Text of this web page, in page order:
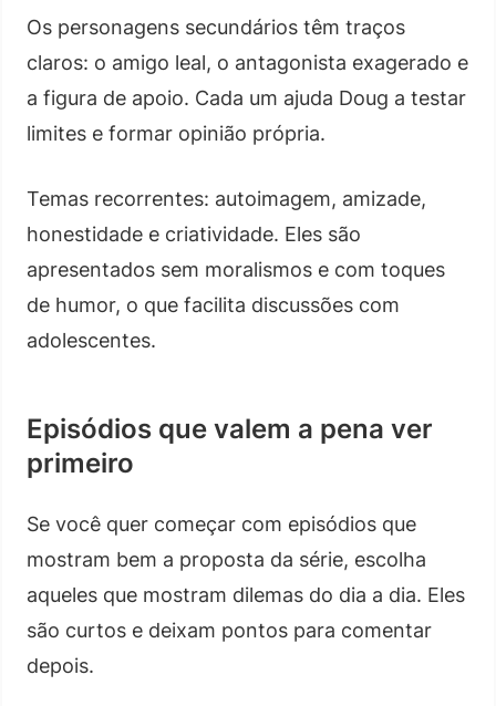
Os personagens secundários têm traços
claros: o amigo leal, o antagonista exagerado e
a figura de apoio. Cada um ajuda Doug a testar
limites e formar opinião própria.
Temas recorrentes: autoimagem, amizade,
honestidade e criatividade. Eles são
apresentados sem moralismos e com toques
de humor, o que facilita discussões com
adolescentes.
Episódios que valem a pena ver
primeiro
Se você quer começar com episódios que
mostram bem a proposta da série, escolha
aqueles que mostram dilemas do dia a dia. Eles
são curtos e deixam pontos para comentar
depois.